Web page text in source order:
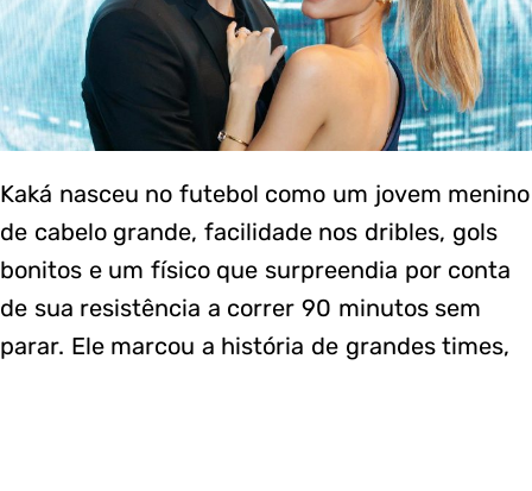
Kaká nasceu no futebol como um jovem menino
de cabelo grande, facilidade nos dribles, gols
bonitos e um físico que surpreendia por conta
de sua resistência a correr 90 minutos sem
parar. Ele marcou a história de grandes times,